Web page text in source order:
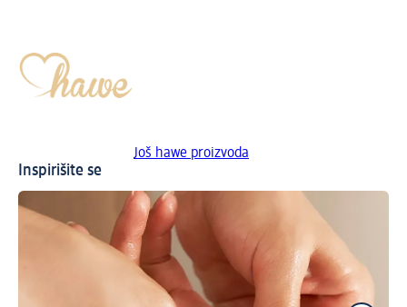
Još hawe proizvoda
Inspirišite se